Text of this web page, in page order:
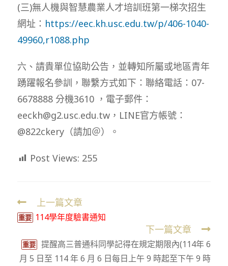
(三)無人機與智慧農業人才培訓班第一梯次招生
網址： https://eec.kh.usc.edu.tw/p/406-1040-
49960,r1088.php
六、請貴單位協助公告，並轉知所屬或地區青年
踴躍報名參訓，聯繫方式如下：聯絡電話：07-
6678888 分機3610 ，電子郵件：
eeckh@g2.usc.edu.tw，LINE官方帳號：
@822ckery（請加＠）。
Post Views: 255
Read
more
上一篇文章
重要 114學年度驗書通知
下一篇文章
重要 提醒高三普通科同學記得在規定期限內(114年 6
月 5 日至 114 年 6 月 6 日每日上午 9 時起至下午 9 時